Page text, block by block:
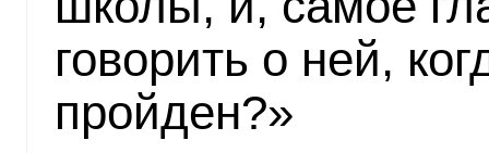
говорить о ней,
пройден?»